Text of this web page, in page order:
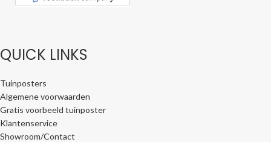
QUICK LINKS
Tuinposters
Algemene voorwaarden
Gratis voorbeeld tuinposter
Klantenservice
Showroom/Contact